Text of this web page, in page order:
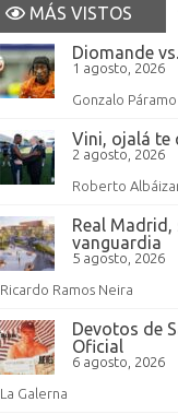
MÁS VISTOS
Diomande
1 agosto, 2026
Gonzalo Páramo
Vini, ojalá te
2 agosto, 2026
Roberto
Real Madrid,
vanguardia
5 agosto, 2026
Ricardo Ramos Neira
Devotos de
Oficial
6 agosto, 2026
La Galerna